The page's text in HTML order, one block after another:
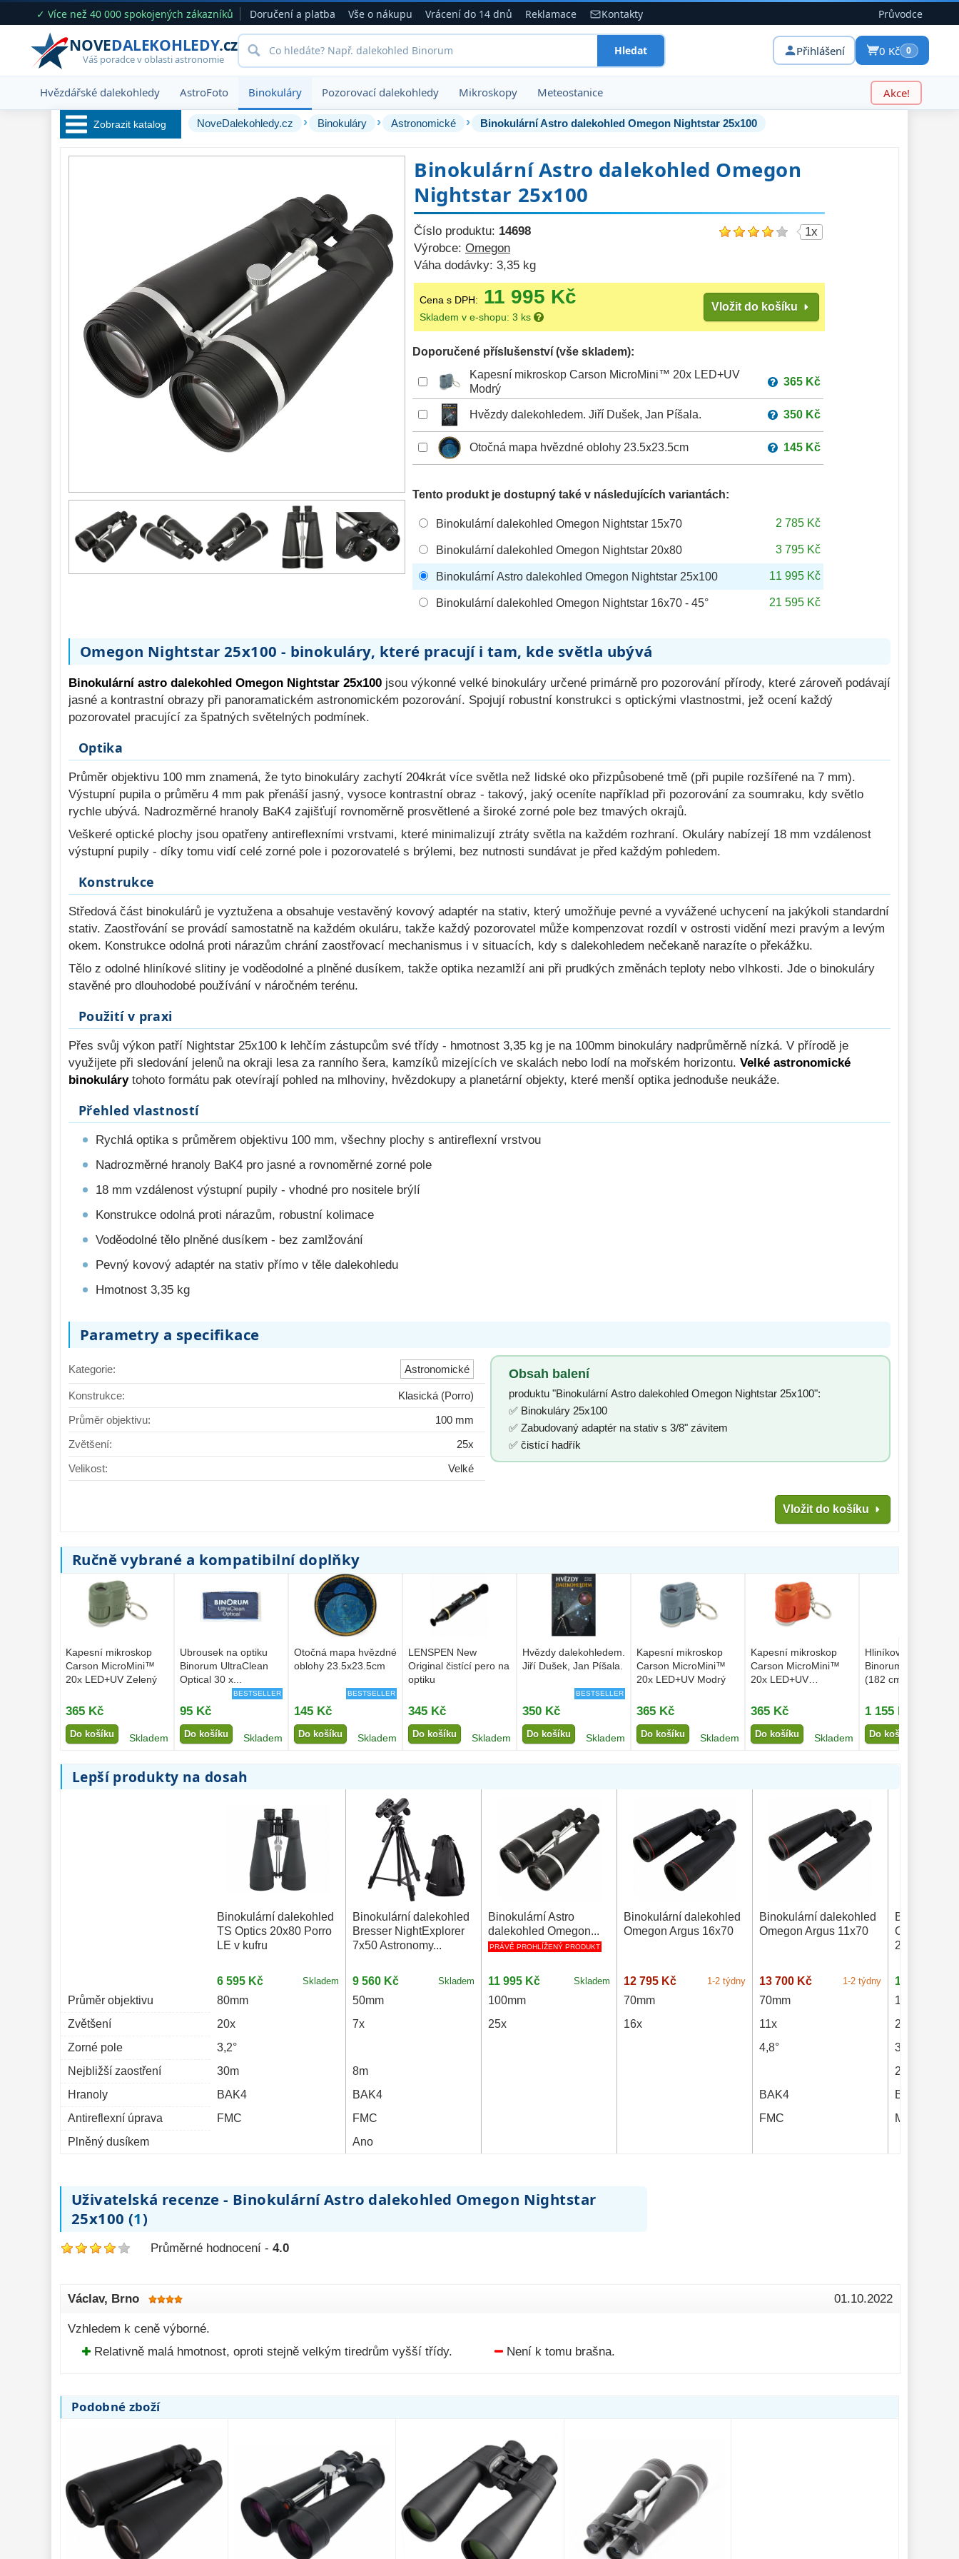
✓ Více než 40 000 spokojených zákazníků Doručení a platba Vše o nákupu Vrácení do 14 dnů Reklamace Kontakty Průvodce
NOVEDALEKOHLEDY.cz
Váš poradce v oblasti astronomie
Hledat Přihlášení 0 Kč 0
Hvězdářské dalekohledy AstroFoto Binokuláry Pozorovací dalekohledy Mikroskopy Meteostanice Akce!
Zobrazit katalog
Příslušenství 54
Montáže 93
Seřízení 22
Zrcátka a hranoly 61
AstroFoto 306
dalekohledy
285
Astronomické 44
Lovecké a
turistické
Univerzální 38
Divadelní 2
Dálkoměry a Noční
vidění
17
Mikroskopy 76
Příslušenství
mikroskopů
16
Meteostanice
Foto stativy 10
Ostatní 179
NoveDalekohledy.cz › Binokuláry › Astronomické › Binokulární Astro dalekohled Omegon Nightstar 25x100
Binokulární Astro dalekohled Omegon
Nightstar 25x100
Číslo produktu: 14698
Výrobce: Omegon
Váha dodávky: 3,35 kg
1x
Cena s DPH: 11 995 Kč
Skladem v e-shopu: 3 ks
Vložit do košíku
Doporučené příslušenství (vše skladem):
Kapesní mikroskop Carson MicroMini™ 20x LED+UV
Modrý
365 Kč
Hvězdy dalekohledem. Jiří Dušek, Jan Píšala. 350 Kč
Otočná mapa hvězdné oblohy 23.5x23.5cm 145 Kč
Tento produkt je dostupný také v následujících variantách:
Binokulární dalekohled Omegon Nightstar 15x70 2 785 Kč
Binokulární dalekohled Omegon Nightstar 20x80 3 795 Kč
Binokulární Astro dalekohled Omegon Nightstar 25x100 11 995 Kč
Binokulární dalekohled Omegon Nightstar 16x70 - 45° 21 595 Kč
Omegon Nightstar 25x100 - binokuláry, které pracují i tam, kde světla ubývá
Binokulární astro dalekohled Omegon Nightstar 25x100 jsou výkonné velké binokuláry určené primárně pro pozorování přírody, které zároveň podávají
jasné a kontrastní obrazy při panoramatickém astronomickém pozorování. Spojují robustní konstrukci s optickými vlastnostmi, jež ocení každý
pozorovatel pracující za špatných světelných podmínek.
Optika
Průměr objektivu 100 mm znamená, že tyto binokuláry zachytí 204krát více světla než lidské oko přizpůsobené tmě (při pupile rozšířené na 7 mm).
Výstupní pupila o průměru 4 mm pak přenáší jasný, vysoce kontrastní obraz - takový, jaký oceníte například při pozorování za soumraku, kdy světlo
rychle ubývá. Nadrozměrné hranoly BaK4 zajišťují rovnoměrně prosvětlené a široké zorné pole bez tmavých okrajů.
Veškeré optické plochy jsou opatřeny antireflexními vrstvami, které minimalizují ztráty světla na každém rozhraní. Okuláry nabízejí 18 mm vzdálenost
výstupní pupily - díky tomu vidí celé zorné pole i pozorovatelé s brýlemi, bez nutnosti sundávat je před každým pohledem.
Konstrukce
Středová část binokulárů je vyztužena a obsahuje vestavěný kovový adaptér na stativ, který umožňuje pevné a vyvážené uchycení na jakýkoli standardní
stativ. Zaostřování se provádí samostatně na každém okuláru, takže každý pozorovatel může kompenzovat rozdíl v ostrosti vidění mezi pravým a levým
okem. Konstrukce odolná proti nárazům chrání zaostřovací mechanismus i v situacích, kdy s dalekohledem nečekaně narazíte o překážku.
Tělo z odolné hliníkové slitiny je voděodolné a plněné dusíkem, takže optika nezamlží ani při prudkých změnách teploty nebo vlhkosti. Jde o binokuláry
stavěné pro dlouhodobé používání v náročném terénu.
Použití v praxi
Přes svůj výkon patří Nightstar 25x100 k lehčím zástupcům své třídy - hmotnost 3,35 kg je na 100mm binokuláry nadprůměrně nízká. V přírodě je
využijete při sledování jelenů na okraji lesa za ranního šera, kamzíků mizejících ve skalách nebo lodí na mořském horizontu. Velké astronomické
binokulárytohoto formátu pak otevírají pohled na mlhoviny, hvězdokupy a planetární objekty, které menší optika jednoduše neukáže.
Přehled vlastností
Rychlá optika s průměrem objektivu 100 mm, všechny plochy s antireflexní vrstvou
Nadrozměrné hranoly BaK4 pro jasné a rovnoměrné zorné pole
18 mm vzdálenost výstupní pupily - vhodné pro nositele brýlí
Konstrukce odolná proti nárazům, robustní kolimace
Voděodolné tělo plněné dusíkem - bez zamlžování
Pevný kovový adaptér na stativ přímo v těle dalekohledu
Hmotnost 3,35 kg
Parametry a specifikace
Kategorie: Astronomické
Konstrukce:
Klasická (Porro)
Průměr objektivu:
100 mm
Zvětšení:
25x
Velikost:
Velké
Obsah balení
produktu "Binokulární Astro dalekohled Omegon Nightstar 25x100":
✅ Binokuláry 25x100
✅ Zabudovaný adaptér na stativ s 3/8" závitem
✅ čistící hadřík
Vložit do košíku
Ručně vybrané a kompatibilní doplňky
Kapesní mikroskop
Carson MicroMini™
20x LED+UV Zelený
365 Kč
Do košíku Skladem
Ubrousek na optiku
Binorum UltraClean
Optical 30 x...
BESTSELLER
95 Kč
Do košíku Skladem
Otočná mapa hvězdné
oblohy 23.5x23.5cm
BESTSELLER
145 Kč
Do košíku Skladem
LENSPEN New
Original čistící pero na
optiku
345 Kč
Do košíku Skladem
Hvězdy dalekohledem.
Jiří Dušek, Jan Píšala.
BESTSELLER
350 Kč
Do košíku Skladem
Kapesní mikroskop
Carson MicroMini™
20x LED+UV Modrý
365 Kč
Do košíku Skladem
Kapesní mikroskop
Carson MicroMini™
20x LED+UV
365 Kč
Do košíku Skladem
Hliníkový statív
Binorum Stabilio XL
(182 cm, nosnost do
1 155 Kč
Do košíku
Lepší produkty na dosah
Průměr objektivu
Zvětšení
Zorné pole
Nejbližší zaostření
Hranoly
Antireflexní úprava
Plněný dusíkem
Binokulární dalekohled
TS Optics 20x80 Porro
LE v kufru
6 595 Kč Skladem
80mm
20x
3,2°
30m
BAK4
FMC
Binokulární dalekohled
Bresser NightExplorer
7x50 Astronomy...
9 560 Kč Skladem
50mm
7x
8m
BAK4
FMC
Ano
Binokulární Astro
dalekohled Omegon...
PRÁVĚ PROHLÍŽENÝ PRODUKT
11 995 Kč Skladem
100mm
25x
Binokulární dalekohled
Omegon Argus 16x70
12 795 Kč 1-2 týdny
70mm
16x
Binokulární dalekohled
Omegon Argus 11x70
13 700 Kč 1-2 týdny
70mm
11x
4,8°
BAK4
FMC
Binokulární
Celestron
25x100
14 795 Kč
100mm
25x
3,3°
24m
BAK4
MC
Uživatelská recenze - Binokulární Astro dalekohled Omegon Nightstar
25x100 (1)
Průměrné hodnocení - 4.0
Václav, Brno 01.10.2022
Vzhledem k ceně výborné.
Relativně malá hmotnost, oproti stejně velkým tiredrům vyšší třídy.
Není k tomu brašna.
Podobné zboží